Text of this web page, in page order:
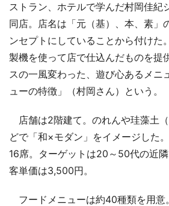
ストラン、ホテルで学んだ村岡佳紀
同店。店名は「元（基）、本、素」
ンセプトにしていることから付けた
製機を使って店で仕込んだものを提
スの一風変わった、遊び心あるメニ
ューの特徴」（村岡さん）という。
店舗は2階建て。のれんや珪藻土
どで「和×モダン」をイメージした
16席。ターゲットは20～50代の近隣
客単価は3,500円。
フードメニューは約40種類を用意